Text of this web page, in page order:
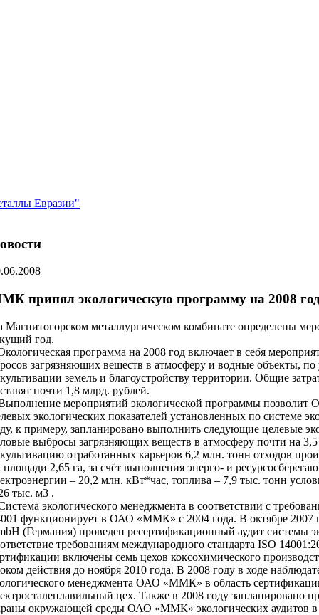
Евразии"
принял экологическую программу на 2008 год
Магнитогорском металлургическом комбинате определены
год.
программа на 2008 год включает в себя
загрязняющих веществ в атмосферу и водные объекты,
земель и благоустройству территории. Общие
почти 1,8 млрд. рублей.
мероприятий экологической программы
экологических показателей установленных по системе
к примеру, запланировано выполнить следующие целевые
выбросы загрязняющих веществ в атмосферу почти на 3,5
отработанных карьеров 6,2 млн. тонн отходов
площади 2,65 га, за счёт выполнения энерго- и
– 20,2 млн. кВт*час, топлива – 7,9 тыс. тонн
тыс. м3 .
экологического менеджмента в соответствии с
функционирует в ОАО «ММК» с 2004 года. В октябре 2007
(Германия) проведен ресертификационный аудит системы
требованиям международного стандарта ISO
включены семь цехов коксохимического
действия до ноября 2010 года. В 2008 году в ходе
менеджмента ОАО «ММК» в область
цех. Также в 2008 году запланировано
окружающей среды ОАО «ММК» экологических